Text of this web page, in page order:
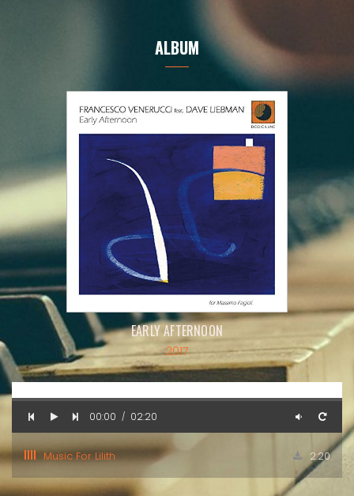
ALBUM
EARLY AFTERNOON
2017
00:00 / 02:20
Music For Lilith 2:20